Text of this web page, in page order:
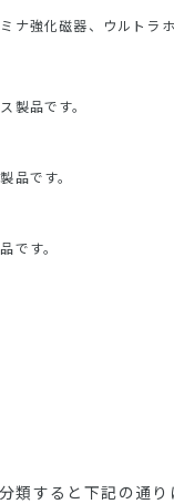
ナ強化磁器、ウルトラ
製品です。
品です。
です。
類すると下記の通り